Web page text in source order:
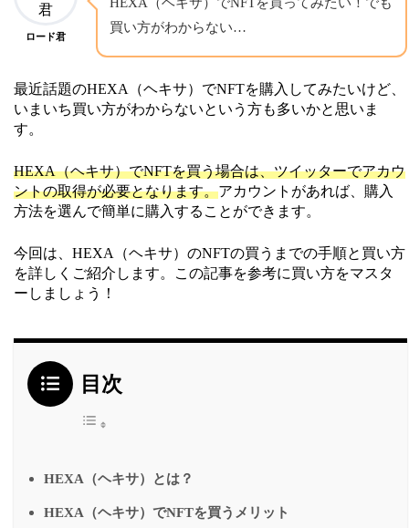
ロード君
買い方がわからない…
最近話題のHEXA（ヘキサ）でNFTを購入してみたいけど、
いまいち買い方がわからないという方も多いかと思いま
す。
HEXA（ヘキサ）でNFTを買う場合は、ツイッターでアカウ
ントの取得が必要となります。アカウントがあれば、購入
方法を選んで簡単に購入することができます。
今回は、HEXA（ヘキサ）のNFTの買うまでの手順と買い方
を詳しくご紹介します。この記事を参考に買い方をマスタ
ーしましょう！
目次
HEXA（ヘキサ）とは？
HEXA（ヘキサ）でNFTを買うメリット